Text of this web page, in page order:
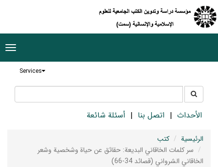
Services
جستجو
در
سایتالأحداث اتصل بنا أسئلة شائعة
الرئيسية
كتب
سر كلمات الخاقاني البديعة: حقائق عن حياة وشخصية وشعر
الخاقاني الشرواني (قصائد 34-66)